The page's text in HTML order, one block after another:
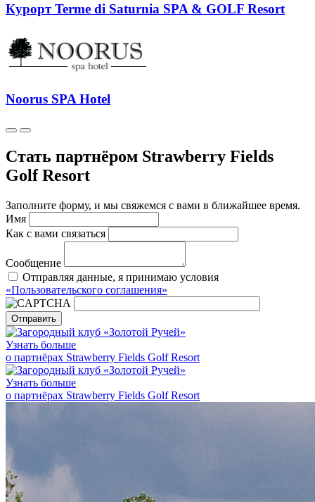
Курорт Terme di Saturnia SPA & GOLF Resort
Noorus SPA Hotel
Стать партнёром Strawberry Fields
Golf Resort
Заполните форму, и мы свяжемся с вами в ближайшее время.
Имя
Как с вами связаться
Сообщение
Отправляя данные, я принимаю условия
«Пользовательского соглашения»
Отправить
Узнать больше
о партнёрах Strawberry Fields Golf Resort
Узнать больше
о партнёрах Strawberry Fields Golf Resort